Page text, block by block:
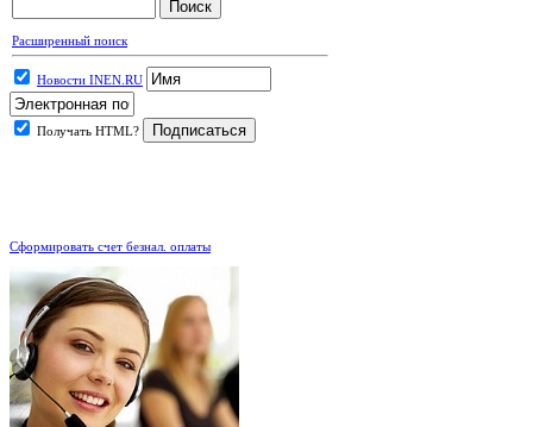
Расширенный поиск
Новости INEN.RU
Получать HTML?
Сформировать счет безнал. оплаты